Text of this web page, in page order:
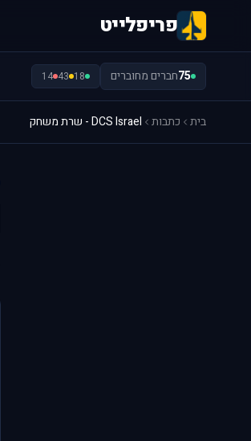
פריפלייט
75חברים מחוברים 18
43
14
בית כתבות DCS Israel - שרת משחק